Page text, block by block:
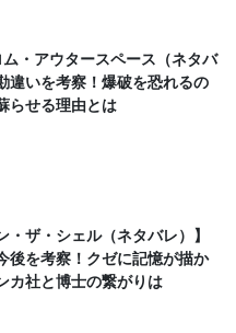
ム・アウタースペース（ネタバ
違いを考察！爆破を恐れるの
らせる理由とは
・ザ・シェル（ネタバレ）】
後を考察！クゼに記憶が描か
カ社と博士の繋がりは